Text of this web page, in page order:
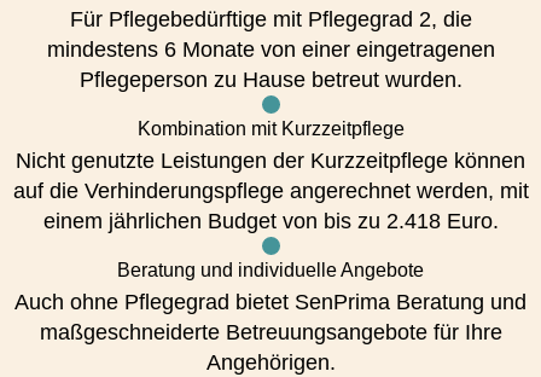
Für Pflegebedürftige mit Pflegegrad 2, die
mindestens 6 Monate von einer eingetragenen
Pflegeperson zu Hause betreut wurden.
Kombination mit Kurzzeitpflege
Nicht genutzte Leistungen der Kurzzeitpflege können
auf die Verhinderungspflege angerechnet werden, mit
einem jährlichen Budget von bis zu 2.418 Euro.
Beratung und individuelle Angebote
Auch ohne Pflegegrad bietet SenPrima Beratung und
maßgeschneiderte Betreuungsangebote für Ihre
Angehörigen.